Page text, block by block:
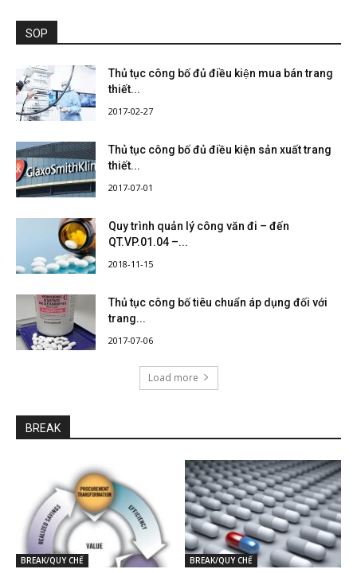
SOP
Thủ tục công bố đủ điều kiện mua bán trang
thiết...
2017-02-27
Thủ tục công bố đủ điều kiện sản xuất trang
thiết...
2017-07-01
Quy trình quản lý công văn đi – đến
QT.VP.01.04 –...
2018-11-15
Thủ tục công bố tiêu chuẩn áp dụng đối với
trang...
2017-07-06
Load more
BREAK
BREAK/QUY CHẾ BREAK/QUY CHẾ